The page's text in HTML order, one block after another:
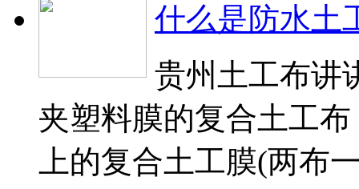
什么是防水土
贵州土工布讲
夹塑料膜的复合土工
上的复合土工膜(两布